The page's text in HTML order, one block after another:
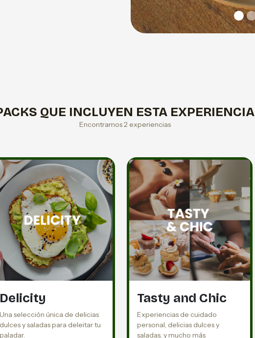
QUE INCLUYEN ESTA EXPERIENCIA
Encontramos 2 experiencias
Delicity
Una selección única de delicias
dulces y saladas para deleitar tu
paladar.
Tasty and Chic
Experiencias de cuidado
personal, delicias dulces y
saladas, y mucho más